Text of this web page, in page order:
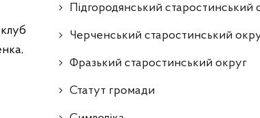
Підгородянський старостинський
Черченський старостинський
Фразький старостинський округ
Статут громади